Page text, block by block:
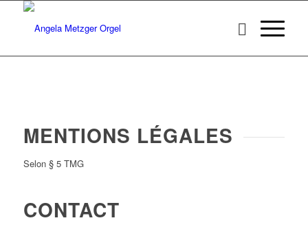
MENTIONS LÉGALES
Selon § 5 TMG
CONTACT